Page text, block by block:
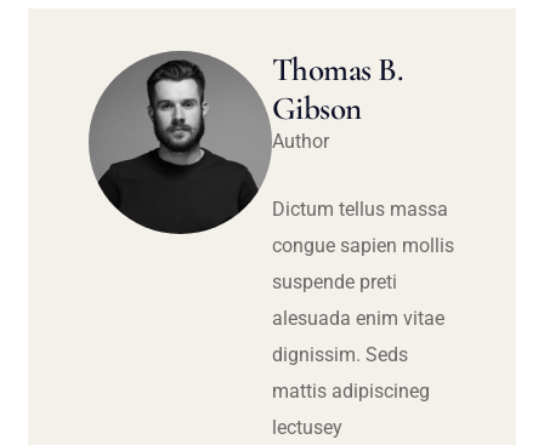
Thomas B.
Gibson
Author
Dictum tellus massa
congue sapien mollis
suspende preti
alesuada enim vitae
dignissim. Seds
mattis adipiscineg
lectusey